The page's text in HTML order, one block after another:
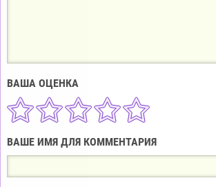
ВАША ОЦЕНКА
ВАШЕ ИМЯ ДЛЯ КОММЕНТАРИЯ